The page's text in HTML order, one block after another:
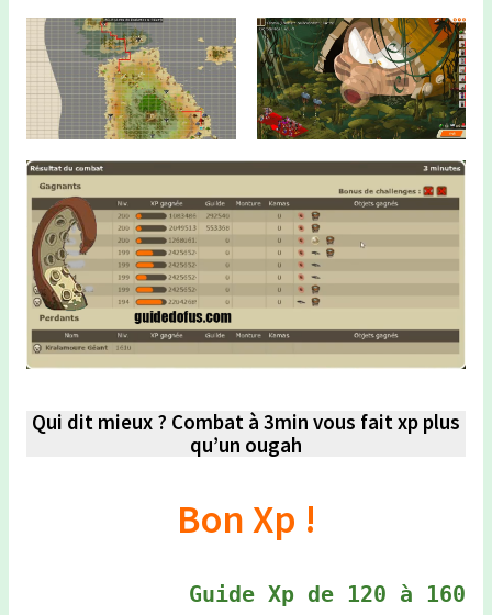
Qui dit mieux ? Combat à 3min vous fait xp plus
qu’un ougah
Bon Xp !
Guide Xp de 120 à 160